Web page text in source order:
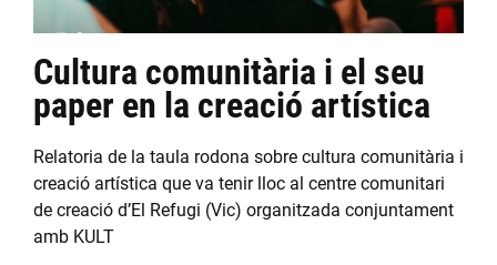
Cultura comunitària i el seu
paper en la creació artística
Relatoria de la taula rodona sobre cultura comunitària i
creació artística que va tenir lloc al centre comunitari
de creació d’El Refugi (Vic) organitzada conjuntament
amb KULT